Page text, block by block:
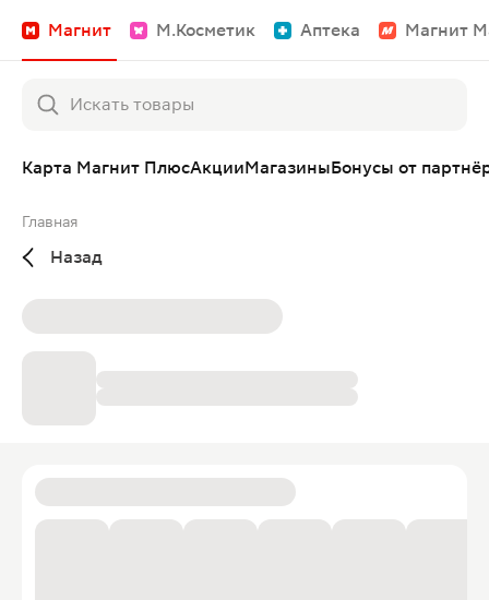
Магнит М.Косметик Аптека Магнит
Карта Магнит ПлюсАкцииМагазиныБонусы от
Главная
Назад